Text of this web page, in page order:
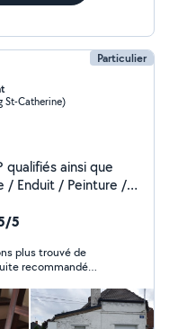
Particulier
St-Catherine)
qualifiés ainsi que
/ Enduit / Peinture /
5
plus trouvé de
recommandé